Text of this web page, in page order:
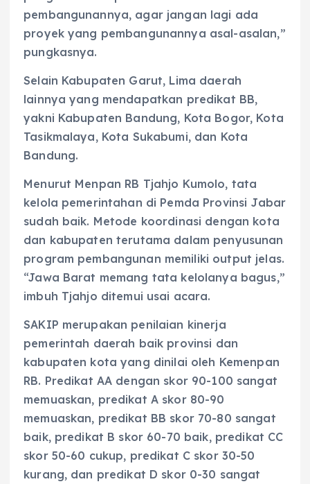
pembangunannya, agar jangan lagi ada
proyek yang pembangunannya asal-asalan,”
pungkasnya.
Selain Kabupaten Garut, Lima daerah
lainnya yang mendapatkan predikat BB,
yakni Kabupaten Bandung, Kota Bogor, Kota
Tasikmalaya, Kota Sukabumi, dan Kota
Bandung.
Menurut Menpan RB Tjahjo Kumolo, tata
kelola pemerintahan di Pemda Provinsi Jabar
sudah baik. Metode koordinasi dengan kota
dan kabupaten terutama dalam penyusunan
program pembangunan memiliki output jelas.
“Jawa Barat memang tata kelolanya bagus,”
imbuh Tjahjo ditemui usai acara.
SAKIP merupakan penilaian kinerja
pemerintah daerah baik provinsi dan
kabupaten kota yang dinilai oleh Kemenpan
RB. Predikat AA dengan skor 90-100 sangat
memuaskan, predikat A skor 80-90
memuaskan, predikat BB skor 70-80 sangat
baik, predikat B skor 60-70 baik, predikat CC
skor 50-60 cukup, predikat C skor 30-50
kurang, dan predikat D skor 0-30 sangat